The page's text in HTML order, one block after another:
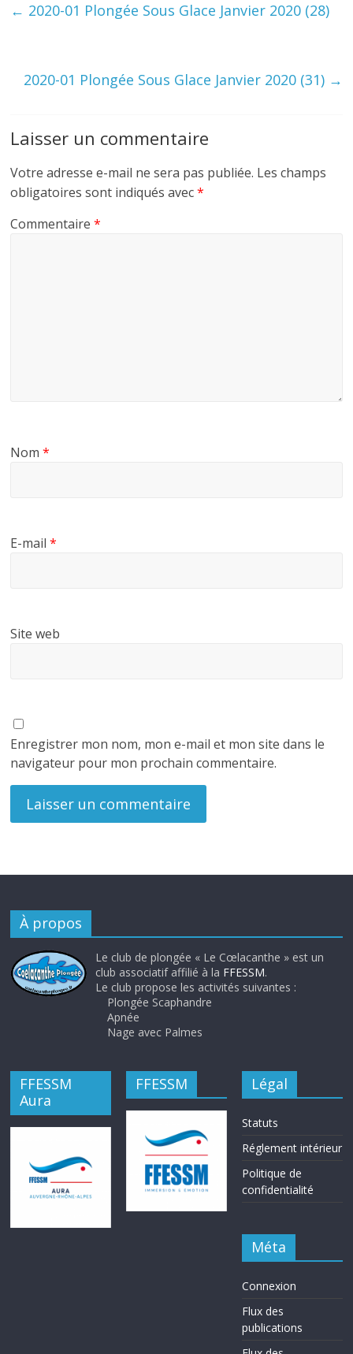
← 2020-01 Plongée Sous Glace Janvier 2020 (28)
2020-01 Plongée Sous Glace Janvier 2020 (31) →
Laisser un commentaire
Votre adresse e-mail ne sera pas publiée. Les champs
obligatoires sont indiqués avec*
Commentaire*
Nom*
E-mail*
Site web
Enregistrer mon nom, mon e-mail et mon site dans le
navigateur pour mon prochain commentaire.
À propos
Le club de plongée « Le Cœlacanthe » est un
club associatif affilié à la FFESSM.
Le club propose les activités suivantes :
Plongée Scaphandre
Apnée
Nage avec Palmes
FFESSM
Aura
FFESSM Légal
Statuts
Réglement intérieur
Politique de
confidentialité
Méta
Connexion
Flux des
publications